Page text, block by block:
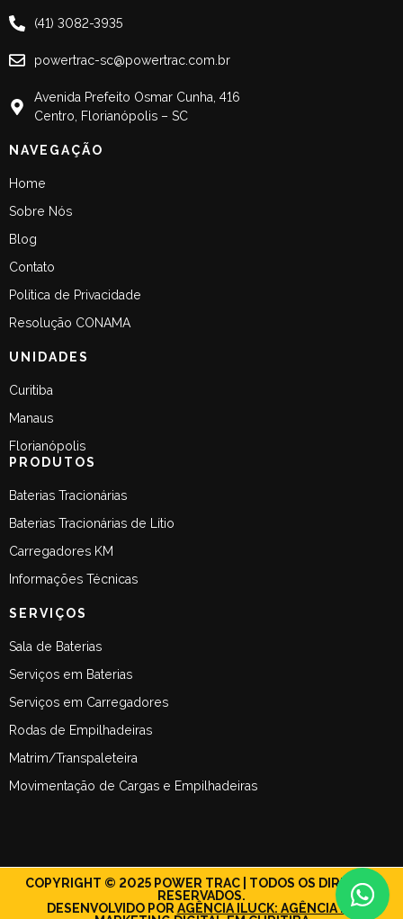
(41) 3082-3935
powertrac-sc@powertrac.com.br
Avenida Prefeito Osmar Cunha, 416
Centro, Florianópolis – SC
NAVEGAÇÃO
Home
Sobre Nós
Blog
Contato
Política de Privacidade
Resolução CONAMA
UNIDADES
Curitiba
Manaus
Florianópolis
PRODUTOS
Baterias Tracionárias
Baterias Tracionárias de Lítio
Carregadores KM
Informações Técnicas
SERVIÇOS
Sala de Baterias
Serviços em Baterias
Serviços em Carregadores
Rodas de Empilhadeiras
Matrim/Transpaleteira
Movimentação de Cargas e Empilhadeiras
COPYRIGHT © 2025 POWER TRAC | TODOS OS DIREITOS
RESERVADOS.
DESENVOLVIDO POR AGÊNCIA ILUCK: AGÊNCIA DE